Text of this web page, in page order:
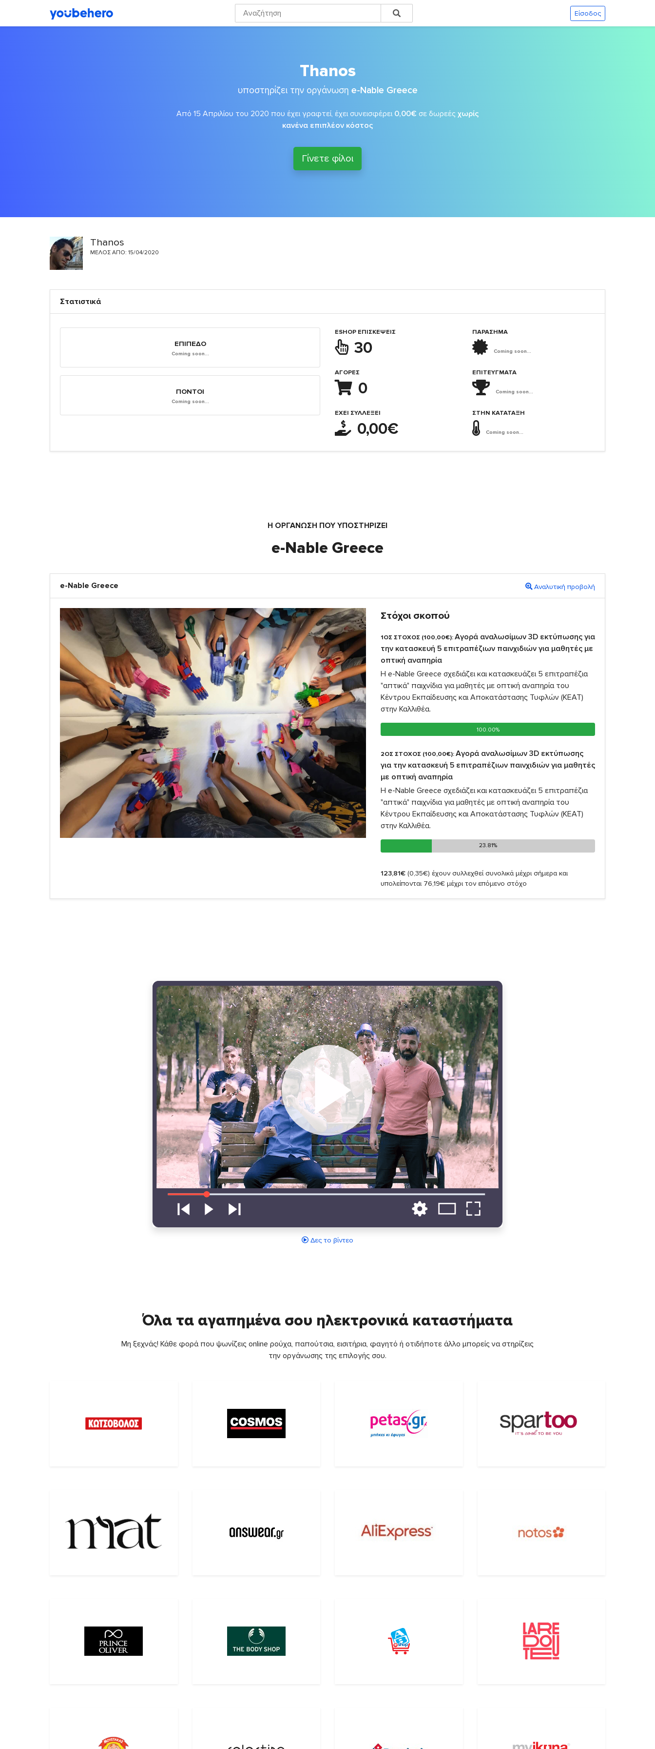
Είσοδος
Thanos
υποστηρίζει την οργάνωση e-Nable Greece
Από 15 Απριλίου του 2020 που έχει γραφτεί, έχει συνεισφέρει 0,00€ σε δωρεές χωρίς
κανένα επιπλέον κόστος
Γίνετε φίλοι
Thanos
ΜΈΛΟΣ ΑΠΌ: 15/04/2020
Στατιστικά
ΕΠΊΠΕΔΟ
Coming soon...
ΠΌΝΤΟΙ
Coming soon...
ESHOP ΕΠΙΣΚΈΨΕΙΣ
30
ΑΓΟΡΈΣ
0
ΈΧΕΙ ΣΥΛΛΈΞΕΙ
0,00€
ΠΑΡΑΣΗΜΑ
Coming soon...
ΕΠΙΤΕΎΓΜΑΤΑ
Coming soon...
ΣΤΗΝ ΚΑΤΆΤΑΞΗ
Coming soon...
Η ΟΡΓΆΝΩΣΗ ΠΟΥ ΥΠΟΣΤΗΡΙΖΕΙ
e-Nable Greece
e-Nable Greece Αναλυτική προβολή
Στόχοι σκοπού
1ΟΣ ΣΤΟΧΟΣ (100,00€):Αγορά αναλωσίμων 3D εκτύπωσης για
την κατασκευή 5 επιτραπέζιων παινχιδιών για μαθητές με
οπτική αναπηρία
Η e-Nable Greece σχεδιάζει και κατασκευάζει 5 επιτραπέζια
"απτικά" παιχνίδια για μαθητές με οπτική αναπηρία του
Κέντρου Εκπαίδευσης και Αποκατάστασης Τυφλών (ΚΕΑΤ)
στην Καλλιθέα.
100.00%
100.00%
2ΟΣ ΣΤΟΧΟΣ (100,00€):Αγορά αναλωσίμων 3D εκτύπωσης
για την κατασκευή 5 επιτραπέζιων παινχιδιών για μαθητές
με οπτική αναπηρία
Η e-Nable Greece σχεδιάζει και κατασκευάζει 5 επιτραπέζια
"απτικά" παιχνίδια για μαθητές με οπτική αναπηρία του
Κέντρου Εκπαίδευσης και Αποκατάστασης Τυφλών (ΚΕΑΤ)
στην Καλλιθέα.
23.81%
23.81%
123,81€ (0,35€) έχουν συλλεχθεί συνολικά μέχρι σήμερα και
υπολείπονται 76,19€ μέχρι τον επόμενο στόχο
Δες το βίντεο
Όλα τα αγαπημένα σου ηλεκτρονικά καταστήματα
Μη ξεχνάς! Κάθε φορά που ψωνίζεις online ρούχα, παπούτσια, εισιτήρια, φαγητό ή οτιδήποτε άλλο μπορείς να στηρίζεις
την οργάνωσης της επιλογής σου.